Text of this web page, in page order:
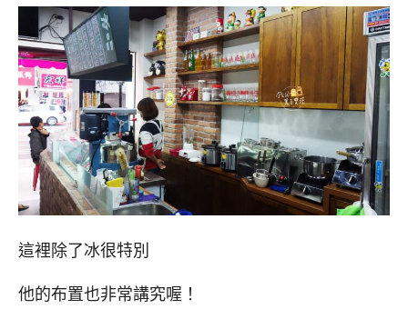
這裡除了冰很特別
他的布置也非常講究喔！